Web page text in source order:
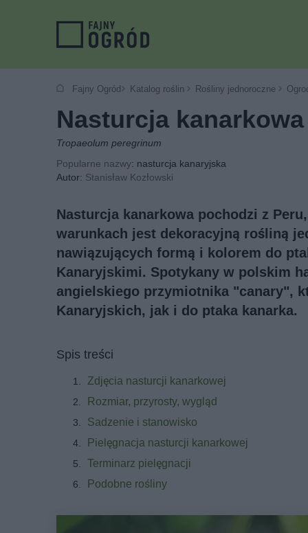
Fajny Ogród Katalog roślin Rośliny jednoroczne
Nasturcja kanarkowa
Tropaeolum peregrinum
Popularne nazwy: nasturcja kanaryjska
Autor: Stanisław Kozłowski
Nasturcja kanarkowa pochodzi z
warunkach jest dekoracyjną rośliną
nawiązujących formą i kolorem do
Kanaryjskimi. Spotykany w polskim
angielskiego przymiotnika "canary",
Kanaryjskich, jak i do ptaka kanarka.
Spis treści
Zdjęcia nasturcji kanarkowej
Rozmiar, przyrosty, wygląd
Sadzenie i stanowisko
Pielęgnacja nasturcji kanarkowej
Terminarz pielęgnacji
Podobne rośliny